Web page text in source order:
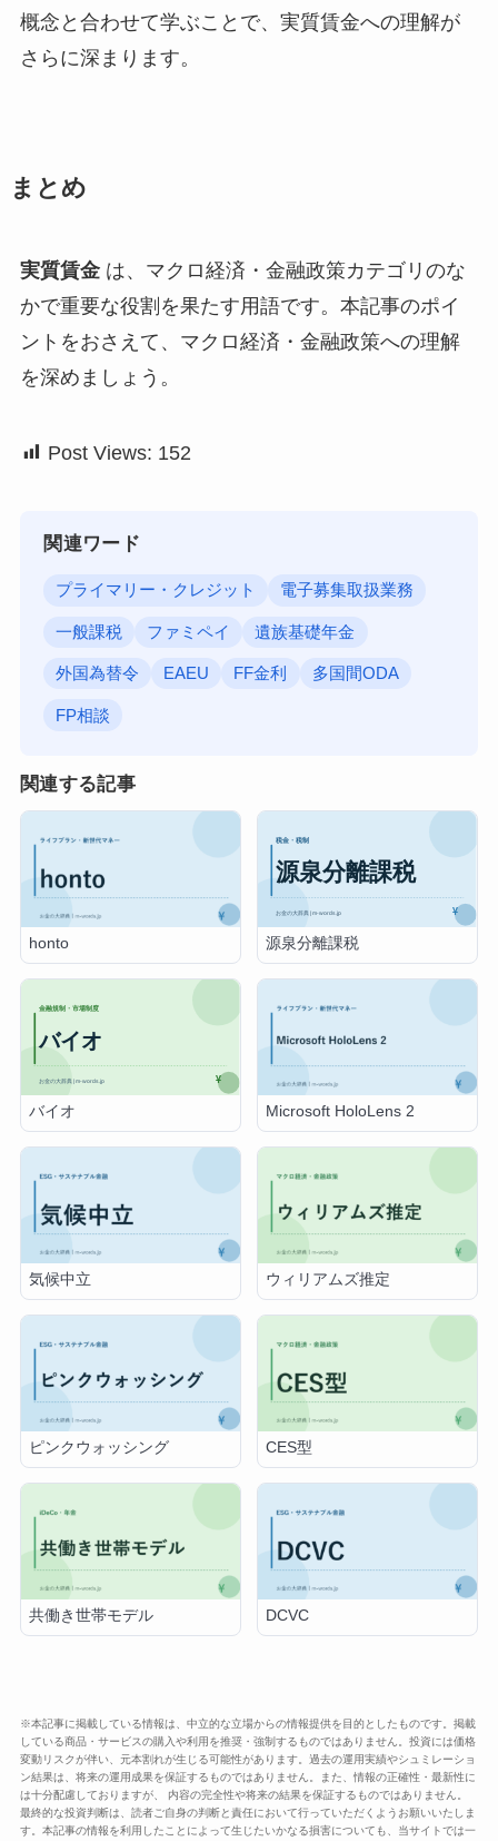
概念と合わせて学ぶことで、実質賃金への理解が
さらに深まります。
まとめ
実質賃金は、マクロ経済・金融政策カテゴリのな
かで重要な役割を果たす用語です。本記事のポイ
ントをおさえて、マクロ経済・金融政策への理解
を深めましょう。
Post Views: 152
関連ワード
プライマリー・クレジット 電子募集取扱業務
一般課税 ファミペイ 遺族基礎年金
外国為替令 EAEU FF金利 多国間ODA
FP相談
関連する記事
honto 源泉分離課税
バイオ Microsoft HoloLens 2
気候中立 ウィリアムズ推定
ピンクウォッシング CES型
共働き世帯モデル DCVC
※本記事に掲載している情報は、中立的な立場からの情報提供を目的としたものです。掲載
している商品・サービスの購入や利用を推奨・強制するものではありません。投資には価格
変動リスクが伴い、元本割れが生じる可能性があります。過去の運用実績やシュミレーショ
ン結果は、将来の運用成果を保証するものではありません。また、情報の正確性・最新性に
は十分配慮しておりますが、 内容の完全性や将来の結果を保証するものではありません。
最終的な投資判断は、読者ご自身の判断と責任において行っていただくようお願いいたしま
す。本記事の情報を利用したことによって生じたいかなる損害についても、当サイトでは一